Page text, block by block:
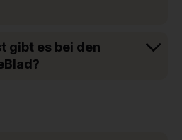
gibt es bei den